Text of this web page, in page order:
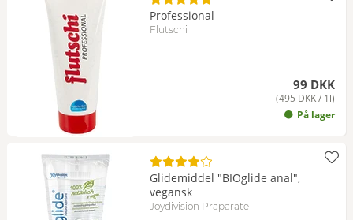
Professional
Flutschi
99 DKK
(495 DKK / 1l)
På lager
Glidemiddel "BIOglide anal",
vegansk
Joydivision Präparate